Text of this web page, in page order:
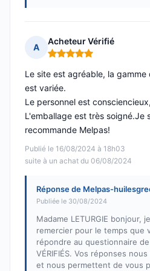
A
Acheteur Vérifié
Note : 5 sur 5
Publié le 16/08/2024 à 18h03
suite à un achat du 06/08/2024
Le site est agréable, la
est variée.
Le personnel est
L'emballage est très soigné.Je
recommande Melpas!
Réponse de Melpas-
Publiée le 30/08/2024
Madame LETURGIE bonjour,
remercier pour le temps que
répondre au questionnaire
VÉRIFIÉS. Vos réponses
et nous permettent de vous